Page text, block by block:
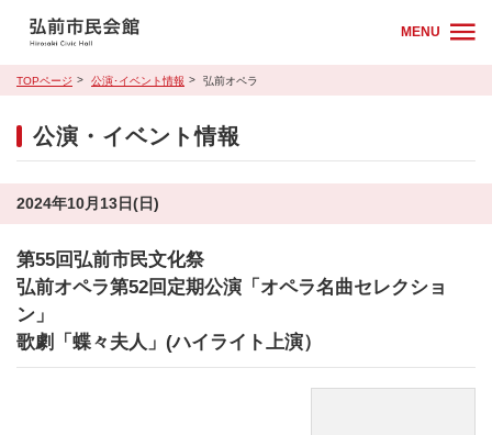
MENU
TOPページ 公演･イベント情報 弘前オペラ
公演・イベント情報
2024年10月13日(日)
第55回弘前市民文化祭
弘前オペラ第52回定期公演「オペラ名曲セレクショ
ン」
歌劇「蝶々夫人」(ハイライト上演）